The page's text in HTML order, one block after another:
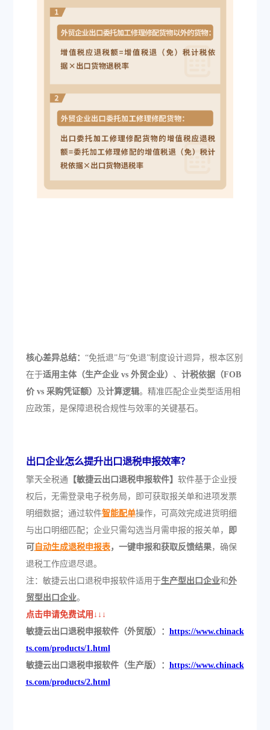
核心差异总结： “免抵退”与“免退”制度设计迥异，根本区别
在于适用主体（生产企业 vs 外贸企业） 、 计税依据（FOB
价 vs 采购凭证额） 及计算逻辑。精准匹配企业类型适用相
应政策，是保障退税合规性与效率的关键基石。
出口企业怎么提升出口退税申报效率？
擎天全税通 【敏捷云出口退税申报软件】 软件基于企业授
权后，无需登录电子税务局，即可获取报关单和进项发票
明细数据；通过软件智能配单操作，可高效完成进货明细
与出口明细匹配；企业只需勾选当月需申报的报关单， 即
可 自动生成退税申报表，一键申报和获取反馈结果，确保
退税工作应退尽退。
注：敏捷云出口退税申报软件适用于生产型出口企业和外
贸型出口企业。
点击申请免费试用↓↓↓
敏捷云出口退税申报软件（外贸版）： https://www.chinack
ts.com/products/1.html
敏捷云出口退税申报软件（生产版）： https://www.chinack
ts.com/products/2.html